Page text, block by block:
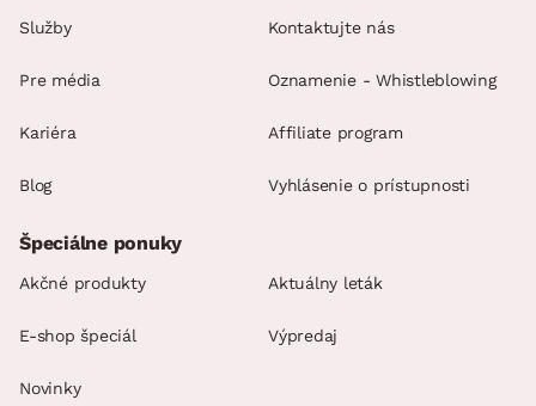
Služby
Pre média
Kariéra
Blog
Kontaktujte nás
Oznamenie - Whistleblowing
Affiliate program
Vyhlásenie o prístupnosti
Špeciálne ponuky
Akčné produkty Aktuálny leták
E-shop špeciál Výpredaj
Novinky